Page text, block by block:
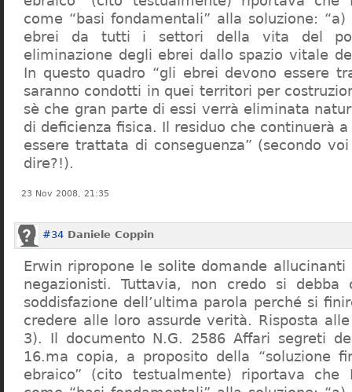
come “basi fondamentali” alla soluzione:
ebrei da tutti i settori della vita del
eliminazione degli ebrei dallo spazio vitale
In questo quadro “gli ebrei devono essere
saranno condotti in quei territori per
sè che gran parte di essi verrà eliminata
di deficienza fisica. Il residuo che continuerà
essere trattata di conseguenza” (secondo
dire?!).
23 Nov 2008, 21:35
#34 Daniele Coppin
Erwin ripropone le solite domande
negazionisti. Tuttavia, non credo si debba
soddisfazione dell’ultima parola perché si
credere alle loro assurde verità. Risposta
3). Il documento N.G. 2586 Affari segreti
16.ma copia, a proposito della “soluzione
ebraico” (cito testualmente) riportava che